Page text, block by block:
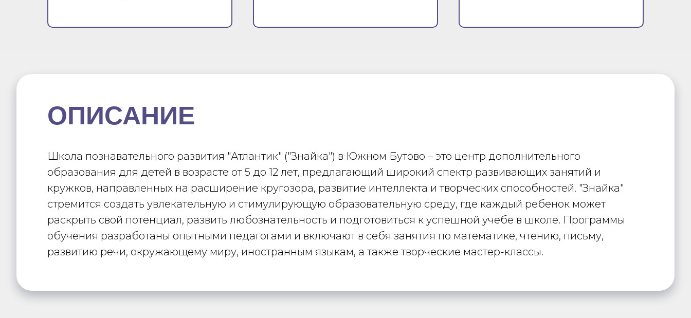
ОПИСАНИЕ
Школа познавательного развития "Атлантик" ("Знайка") в Южном Бутово – это центр дополнительного
образования для детей в возрасте от 5 до 12 лет, предлагающий широкий спектр развивающих занятий и
кружков, направленных на расширение кругозора, развитие интеллекта и творческих способностей. "Знайка"
стремится создать увлекательную и стимулирующую образовательную среду, где каждый ребенок может
раскрыть свой потенциал, развить любознательность и подготовиться к успешной учебе в школе. Программы
обучения разработаны опытными педагогами и включают в себя занятия по математике, чтению, письму,
развитию речи, окружающему миру, иностранным языкам, а также творческие мастер-классы.